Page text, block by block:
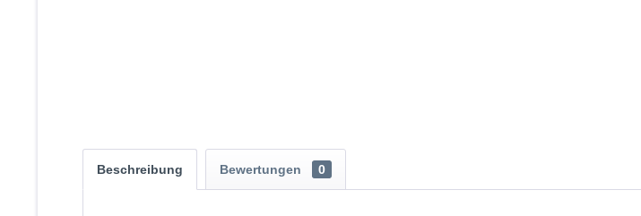
Beschreibung Bewertungen 0